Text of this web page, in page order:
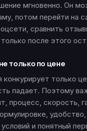
мгновенно. Он
потом перейти на
сравнить
после этого
только по цене
конкурирует только
падает. Поэтому
процесс, скорость,
и понятный